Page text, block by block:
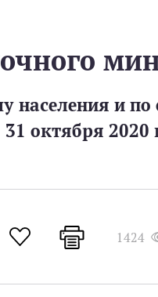
населения и
октября 2020
1424